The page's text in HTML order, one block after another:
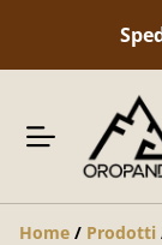
Home / Prodotti